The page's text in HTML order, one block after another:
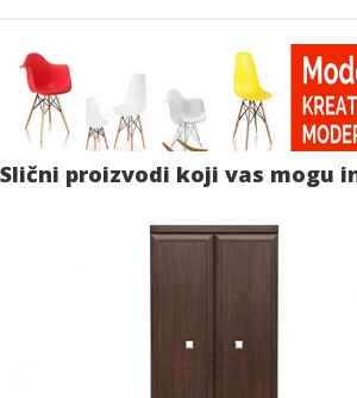
Slični proizvodi koji vas mogu